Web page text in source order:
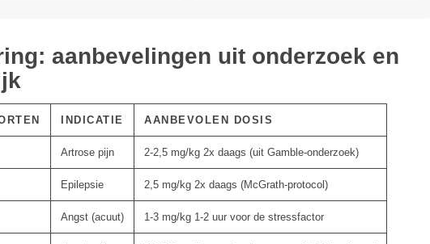
aanbevelingen uit onderzoek en
INDICATIE AANBEVOLEN DOSIS
Artrose pijn 2-2,5 mg/kg 2x daags (uit Gamble-onderzoek)
Epilepsie 2,5 mg/kg 2x daags (McGrath-protocol)
Angst (acuut) 1-3 mg/kg 1-2 uur voor de stressfactor